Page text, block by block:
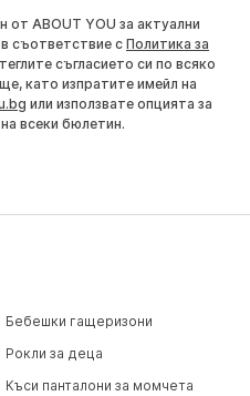
ABOUT YOU за актуални
съответствие с Политика за
съгласието си по всяко
като изпратите имейл на
или използвате опцията за
всеки бюлетин.
Бебешки гащеризони
Рокли за деца
Къси панталони за момчета